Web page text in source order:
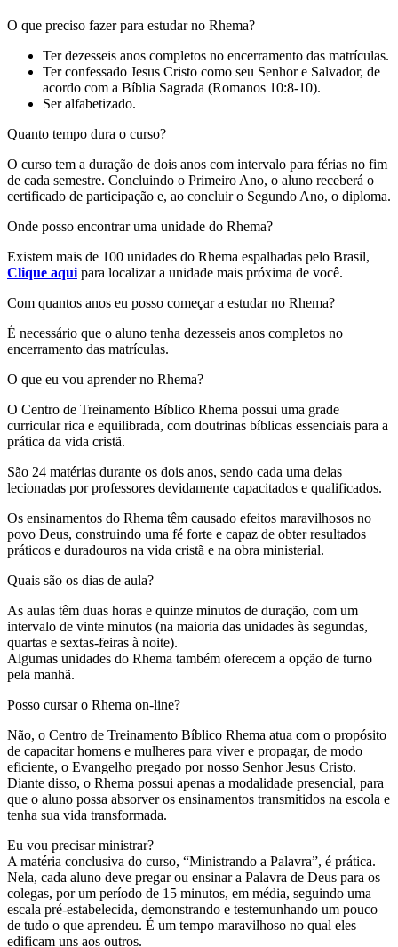
O que preciso fazer para estudar no Rhema?
Ter dezesseis anos completos no encerramento das matrículas.
Ter confessado Jesus Cristo como seu Senhor e Salvador, de
acordo com a Bíblia Sagrada (Romanos 10:8-10).
Ser alfabetizado.
Quanto tempo dura o curso?
O curso tem a duração de dois anos com intervalo para férias no fim
de cada semestre. Concluindo o Primeiro Ano, o aluno receberá o
certificado de participação e, ao concluir o Segundo Ano, o diploma.
Onde posso encontrar uma unidade do Rhema?
Existem mais de 100 unidades do Rhema espalhadas pelo Brasil,
Clique aqui para localizar a unidade mais próxima de você.
Com quantos anos eu posso começar a estudar no Rhema?
É necessário que o aluno tenha dezesseis anos completos no
encerramento das matrículas.
O que eu vou aprender no Rhema?
O Centro de Treinamento Bíblico Rhema possui uma grade
curricular rica e equilibrada, com doutrinas bíblicas essenciais para a
prática da vida cristã.
São 24 matérias durante os dois anos, sendo cada uma delas
lecionadas por professores devidamente capacitados e qualificados.
Os ensinamentos do Rhema têm causado efeitos maravilhosos no
povo Deus, construindo uma fé forte e capaz de obter resultados
práticos e duradouros na vida cristã e na obra ministerial.
Quais são os dias de aula?
As aulas têm duas horas e quinze minutos de duração, com um
intervalo de vinte minutos (na maioria das unidades às segundas,
quartas e sextas-feiras à noite).
Algumas unidades do Rhema também oferecem a opção de turno
pela manhã.
Posso cursar o Rhema on-line?
Não, o Centro de Treinamento Bíblico Rhema atua com o propósito
de capacitar homens e mulheres para viver e propagar, de modo
eficiente, o Evangelho pregado por nosso Senhor Jesus Cristo.
Diante disso, o Rhema possui apenas a modalidade presencial, para
que o aluno possa absorver os ensinamentos transmitidos na escola e
tenha sua vida transformada.
Eu vou precisar ministrar?
A matéria conclusiva do curso, “Ministrando a Palavra”, é prática.
Nela, cada aluno deve pregar ou ensinar a Palavra de Deus para os
colegas, por um período de 15 minutos, em média, seguindo uma
escala pré-estabelecida, demonstrando e testemunhando um pouco
de tudo o que aprendeu. É um tempo maravilhoso no qual eles
edificam uns aos outros.